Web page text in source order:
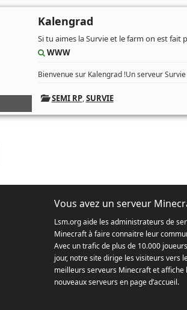
Kalengrad
Si tu aimes la Survie et le farm on est fait
WWW
Bienvenue sur Kalengrad !Un serveur
SEMI RP,SURVIE
Vous avez un serveur
Lsm.org aide les administrateurs de
Minecraft à faire connaitre leur
Avec un trafic de plus de 10.000
jour, notre site dirige les visiteurs vers
meilleurs serveurs Minecraft et affiche
nouveaux serveurs en page d’accueil.